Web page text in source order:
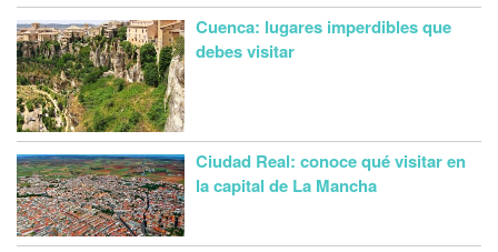
Cuenca: lugares imperdibles que
debes visitar
Ciudad Real: conoce qué visitar en
la capital de La Mancha